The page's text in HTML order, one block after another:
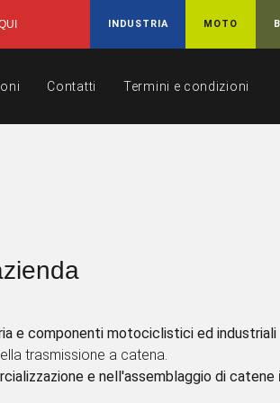
INDUSTRIA MOTO
Contatti Termini e condizioni
e componenti motociclistici ed
trasmissione a catena.